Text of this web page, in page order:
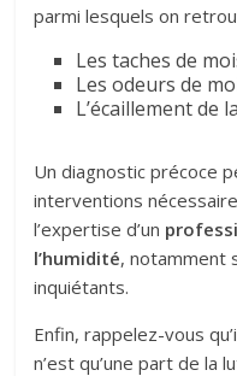
parmi lesquels on
Les taches de
Les odeurs de
L’écaillement de
Un diagnostic précoce
interventions
l’expertise d’un
l’humidité, notamment
inquiétants.
Enfin, rappelez-vous
n’est qu’une part de la